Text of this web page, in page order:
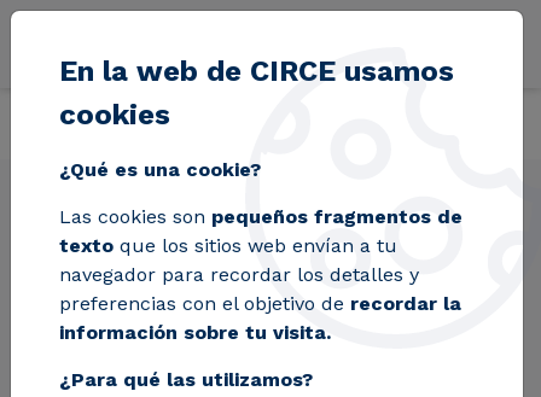
Pasar al contenido principal
Proyectos
GREENGAIN
En la web de CIRCE usamos
cookies
¿Qué es una cookie?
Las cookies son pequeños fragmentos de
texto que los sitios web envían a tu
navegador para recordar los detalles y
preferencias con el objetivo de recordar la
información sobre tu visita.
¿Para qué las utilizamos?